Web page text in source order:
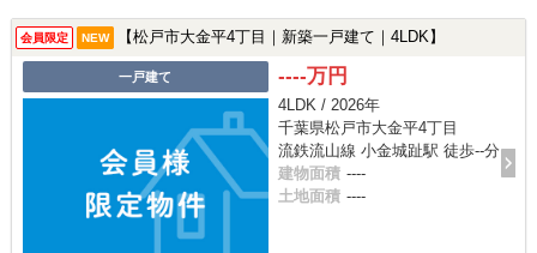
会員限定 NEW 【松戸市大金平4丁目｜新築一戸建て｜4LDK】
一戸建て ----万円
4LDK / 2026年
千葉県松戸市大金平4丁目
流鉄流山線 小金城趾駅 徒歩--分
建物面積 ----
土地面積 ----